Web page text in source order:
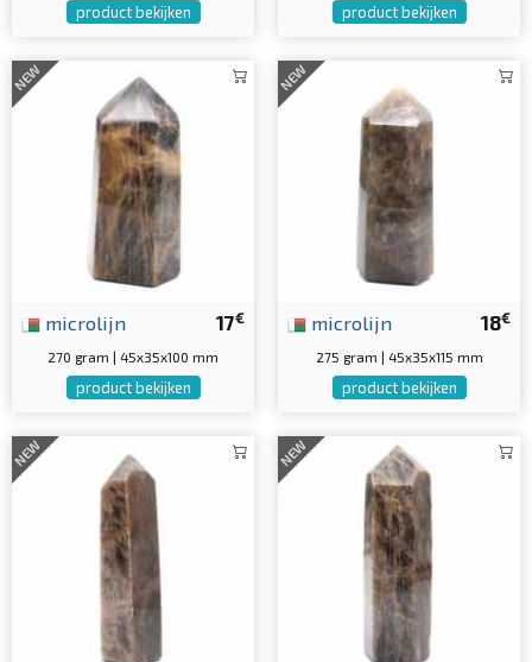
product bekijken product bekijken
NEW
17€
microlijn
270 gram | 45x35x100 mm
product bekijken
NEW
18€
microlijn
275 gram | 45x35x115 mm
product bekijken
NEW NEW